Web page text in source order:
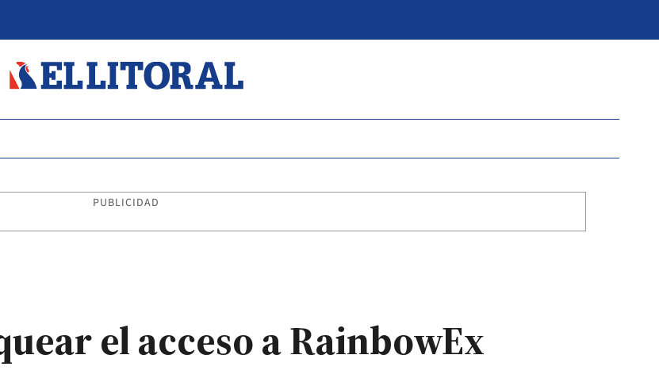
PUBLICIDAD
el acceso a RainbowEx